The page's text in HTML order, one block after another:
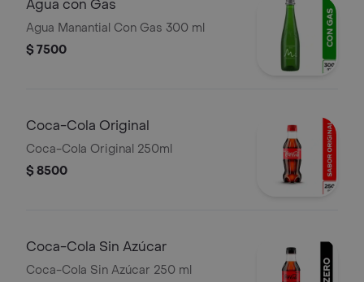
Agua con Gas
Agua Manantial Con Gas 300 ml
$ 7500
Coca-Cola Original
Coca-Cola Original 250ml
$ 8500
Coca-Cola Sin Azúcar
Coca-Cola Sin Azúcar 250 ml